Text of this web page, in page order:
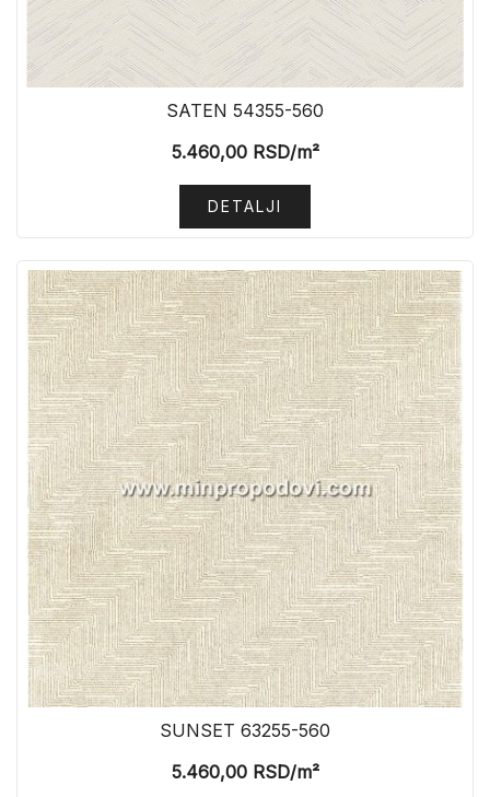
SATEN 54355-560
5.460,00RSD/m²
DETALJI
SUNSET 63255-560
5.460,00RSD/m²